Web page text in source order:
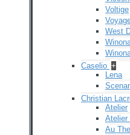
Voltige
West
Caselio +
Lena
Christian
Atelier
Atelier
Au